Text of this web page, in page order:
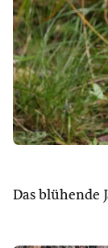
Das blühende